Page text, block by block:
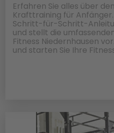
Erfahren Sie alles über
Krafttraining für
Schritt-für-Schritt-
und stellt die
Fitness Niedernhausen
und starten Sie Ihre